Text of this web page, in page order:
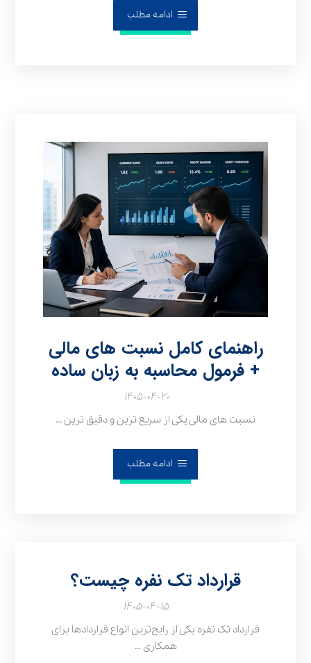
ادامه مطلب
راهنمای کامل نسبت های مالی
+ فرمول محاسبه به زبان ساده
۱۴۰۵-۰۴-۲۰
نسبت های مالی یکی از سریع‌ ترین و دقیق‌ ترین ...
ادامه مطلب
قرارداد تک نفره چیست؟
۱۴۰۵-۰۴-۱۵
قرارداد تک نفره یکی از رایج‌ترین انواع قراردادها برای
همکاری ...